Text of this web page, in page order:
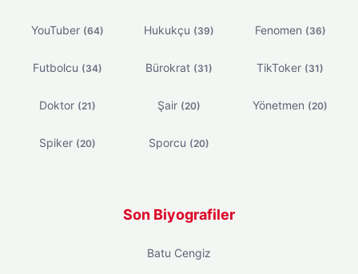
YouTuber (64) Hukukçu (39) Fenomen (36)
Futbolcu (34) Bürokrat (31) TikToker (31)
Doktor (21) Şair (20) Yönetmen (20)
Spiker (20) Sporcu (20)
Son Biyografiler
Batu Cengiz